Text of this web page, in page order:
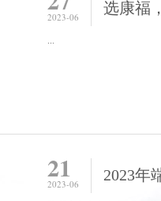
2023-06
选康福
...
21
2023-06
2023年